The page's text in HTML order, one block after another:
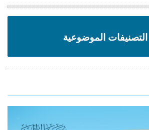
التصنيفات الموضوعية